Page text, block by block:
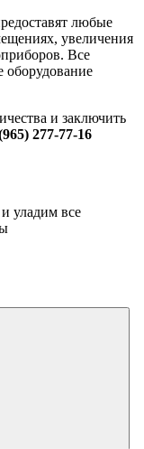
любые
увеличения
Все
оборудование
и заключить
277-77-16
уладим все